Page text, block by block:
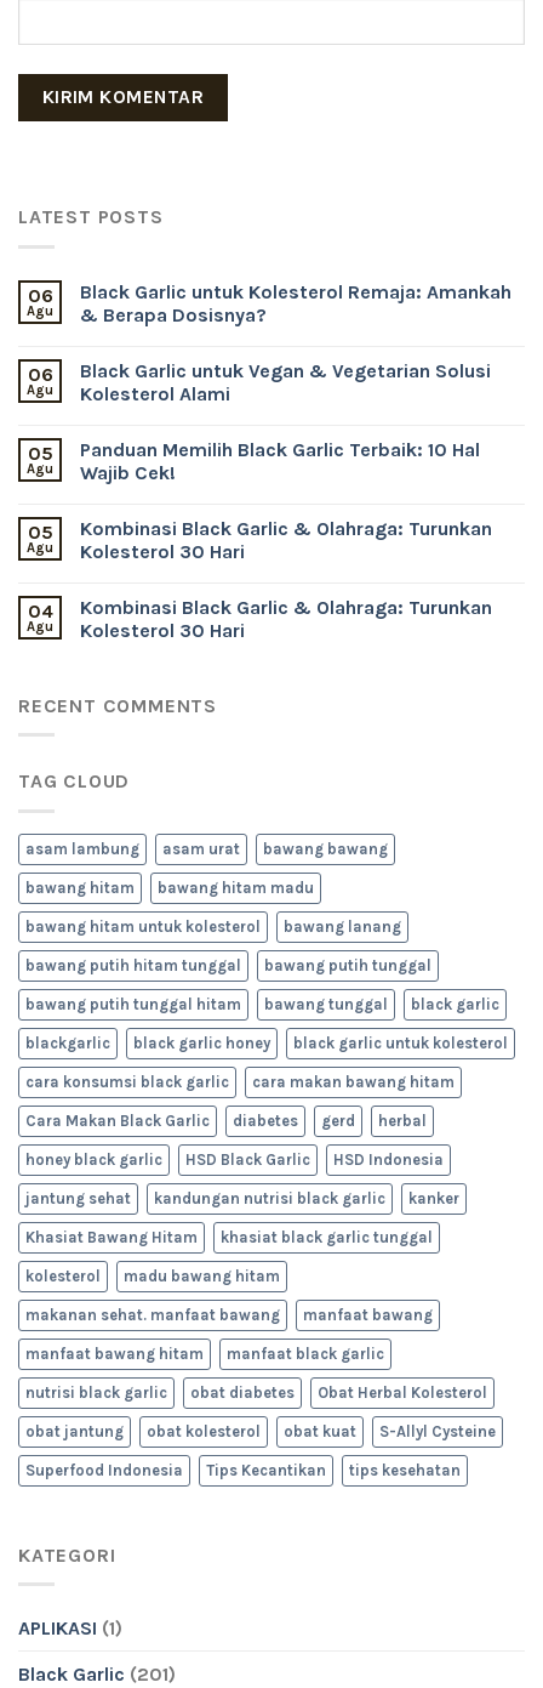
LATEST POSTS
06
Agu
Black Garlic untuk Kolesterol Remaja: Amankah
& Berapa Dosisnya?
06
Agu
Black Garlic untuk Vegan & Vegetarian Solusi
Kolesterol Alami
05
Agu
Panduan Memilih Black Garlic Terbaik: 10 Hal
Wajib Cek!
05
Agu
Kombinasi Black Garlic & Olahraga: Turunkan
Kolesterol 30 Hari
04
Agu
Kombinasi Black Garlic & Olahraga: Turunkan
Kolesterol 30 Hari
RECENT COMMENTS
TAG CLOUD
asam lambung asam urat bawang bawang
bawang hitam bawang hitam madu
bawang hitam untuk kolesterol bawang lanang
bawang putih hitam tunggal bawang putih tunggal
bawang putih tunggal hitam bawang tunggal black garlic
blackgarlic black garlic honey black garlic untuk kolesterol
cara konsumsi black garlic cara makan bawang hitam
Cara Makan Black Garlic diabetes gerd herbal
honey black garlic HSD Black Garlic HSD Indonesia
jantung sehat kandungan nutrisi black garlic kanker
Khasiat Bawang Hitam khasiat black garlic tunggal
kolesterol madu bawang hitam
makanan sehat. manfaat bawang manfaat bawang
manfaat bawang hitam manfaat black garlic
nutrisi black garlic obat diabetes Obat Herbal Kolesterol
obat jantung obat kolesterol obat kuat S-Allyl Cysteine
Superfood Indonesia Tips Kecantikan tips kesehatan
KATEGORI
APLIKASI (1)
Black Garlic (201)